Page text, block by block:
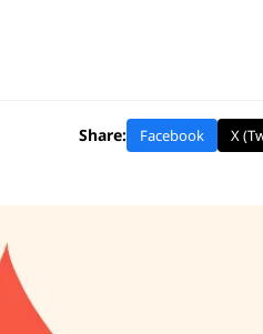
Share: Facebook X